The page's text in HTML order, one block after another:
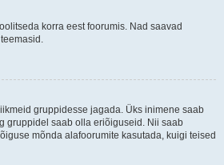
korra eest foorumis. Nad saavad
gruppidesse jagada. Üks inimene saab
gruppidel saab olla eriõiguseid. Nii saab
mõnda alafoorumite kasutada, kuigi teised